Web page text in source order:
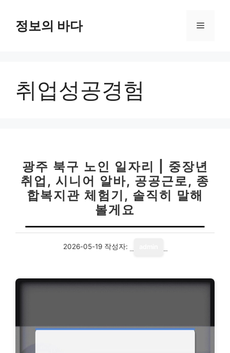
정보의 바다 메
취업성공경험
광주 북구 노인 일자리 | 중장년
취업, 시니어 알바, 공공근로, 종
합복지관 체험기, 솔직히 말해
볼게요
2026-05-19 작성자: